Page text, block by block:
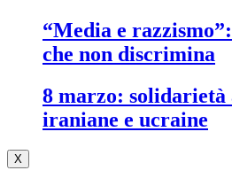
“media e razzismo”: l’informazione
che non discrimina
8 marzo: solidarietà alle donne
iraniane e ucraine
X